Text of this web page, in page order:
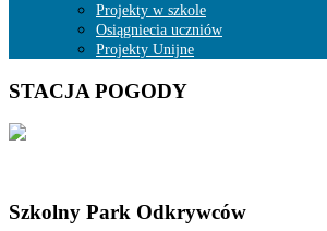
Projekty w szkole
Osiągniecia uczniów
Projekty Unijne
STACJA POGODY
Szkolny Park Odkrywców